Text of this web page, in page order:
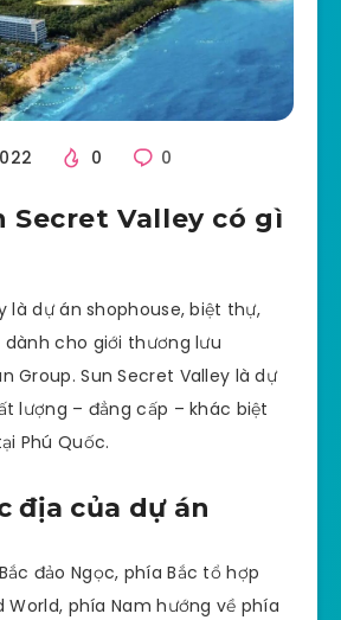
0 0
Secret Valley có gì
là dự án shophouse, biệt thự,
cho giới thương lưu
Group. Sun Secret Valley là dự
lượng – đẳng cấp – khác biệt
Phú Quốc.
địa của dự án
đảo Ngọc, phía Bắc tổ hợp
World, phía Nam hướng về phía